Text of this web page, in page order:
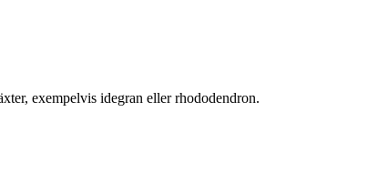
exempelvis idegran eller rhododendron.